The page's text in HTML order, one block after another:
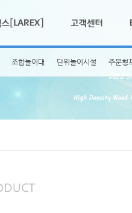
조합놀이대 단위놀이시설 주문형